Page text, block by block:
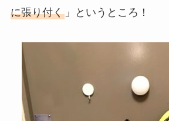
に張り付く」というところ！